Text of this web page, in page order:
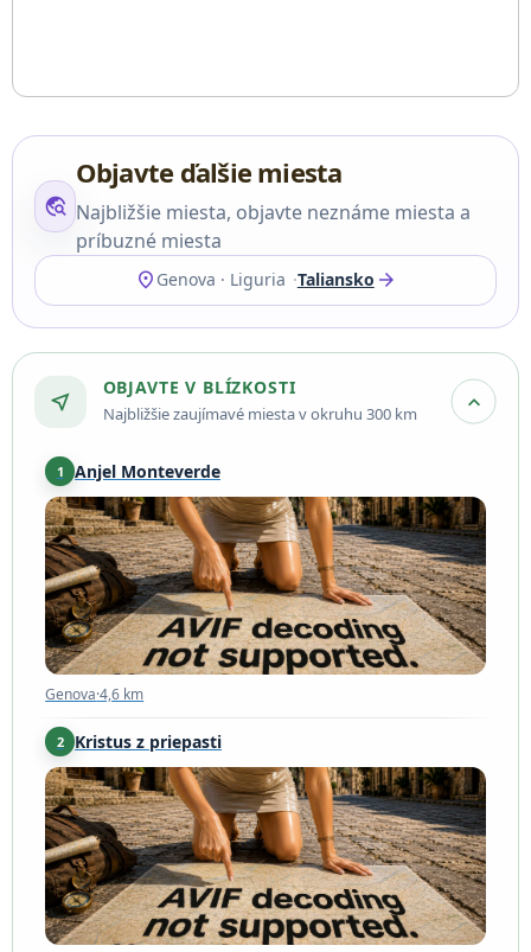
travel_explore
Objavte ďalšie miesta
Najbližšie miesta, objavte neznáme miesta a
príbuzné miesta
location_on Genova · Liguria Taliansko arrow_forward
near_me
OBJAVTE V BLÍZKOSTI
Najbližšie zaujímavé miesta v okruhu 300 km expand_more
1 Anjel Monteverde
Genova·4,6 km
Genova·4,6 km
2 Kristus z priepasti
San Fruttuoso·24 km